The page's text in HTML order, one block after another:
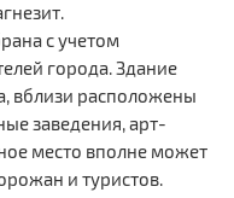
с учетом
города. Здание
вблизи расположены
заведения, арт-
место вполне может
и туристов.